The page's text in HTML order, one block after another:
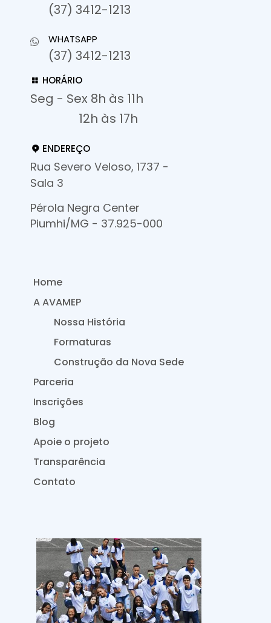
(37) 3412-1213
WHATSAPP
(37) 3412-1213
HORÁRIO
Seg - Sex 8h às 11h
12h às 17h
ENDEREÇO
Rua Severo Veloso, 1737 -
Sala 3
Pérola Negra Center
Piumhi/MG - 37.925-000
Home
A AVAMEP
Nossa História
Formaturas
Construção da Nova Sede
Parceria
Inscrições
Blog
Apoie o projeto
Transparência
Contato